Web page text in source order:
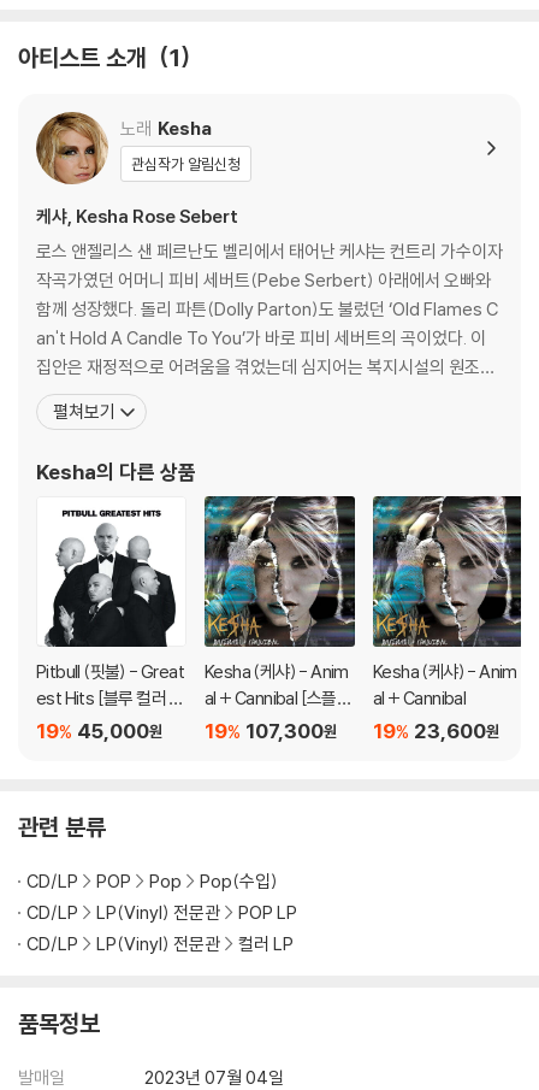
지되도록 디스크 센터 홀 구경이 작게 제작되는 경우가 있습니다. 턴테이
하시면 해결됩니다.
3) 디스크에 미세한 잔 흠집이 남아있거나 인쇄 면이 깨끗하지 않은 경우
가 있으며, 이는 상품의 불량이 아닙니다. 단, 재생에 이상이 있는 경우에는
불량으로 인한 반품/교환이 가능합니다
※ 컬러 디스크
아래에 해당하는 경우는 불량이 아니므로 개봉 후 반품/교환이 불가합니
1) 컬러 디스크는 웹 이미지와 실제 색상이 차이가 날 수 있습니다.
2) 컬러 디스크의 특성상 제작 공정시 앨범마다 색상 차이가 나는 경우도
있습니다.
3) 컬러 디스크는 제작 과정에서 다른 색상 염료가 섞여 얼룩과 번짐, 반점
등이 발생할 수 있습니다.
※ 반품/교환 안내
1) 불량으로 인한 반품/교환 요청 시에는 불량 확인을 위해 개봉 시의 동영
상을 요청할 수 있으며, 동영상이 없는 경우 반품/교환이 제한될 수 있습니
관련 사진과 동영상 및 재생 기기 모델명을 첨부하여 첨부하여 고객센터에
문의 바랍니다.
2) LP는 잦은 배송 과정에서 재킷에 손상이 발생할 가능성이 높고 재판매
가 어려우므로 신중한 구매를 부탁드립니다.
아티스트 소개 1
노래 Kesha
관심작가 알림신청
케샤, Kesha Rose Sebert
로스 앤젤리스 샌 페르난도 벨리에서 태어난 케샤는 컨트리 가수이자
작곡가였던 어머니 피비 세버트(Pebe Serbert) 아래에서 오빠와
함께 성장했다. 돌리 파튼(Dolly Parton)도 불렀던 ‘Old Flames C
an't Hold A Candle To You’가 바로 피비 세버트의 곡이었다. 이
집안은 재정적으로 어려움을 겪었는데 심지어는 복지시설의 원조까
지 받으며 생활했다고 한다. 가족이 테네시로 옮긴 이후에는 어머니
가 두 아이들을 스튜디오로 곧잘 데려갔다. 케샤가 곡을 쓰고 노래하
튼(Paris Hilto
펼쳐보기
Kesha의 다른 상품
Pitbull (핏불) - Great
est Hits [블루 컬러 L
P]
45,000원
19%
Kesha (케샤) - Anim
al + Cannibal [스플래
터 컬러 2LP]
107,300원
19%
Kesha (케샤) - Anim
al + Cannibal
23,600원
19%
관련 분류
CD/LP POP Pop
Pop(수입)
CD/LP
LP(Vinyl) 전문관
POP LP
CD/LP
LP(Vinyl) 전문관 컬러 LP
품목정보
발매일
2023년 07월 04일